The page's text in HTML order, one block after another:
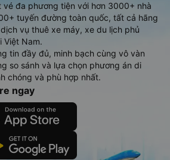
đa phương tiện với hơn 3000+ nhà
tuyến đường toàn quốc, tất cả hãng
vụ thuê xe máy, xe du lịch phủ
Việt Nam.
tin đầy đủ, minh bạch cùng vô vàn
so sánh và lựa chọn phương án di
chóng và phù hợp nhất.
ngay